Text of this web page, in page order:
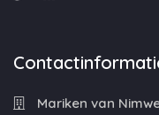
Mariken van